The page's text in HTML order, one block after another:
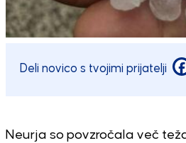
Deli novico s tvojimi prijatelji
Neurja so povzročala več